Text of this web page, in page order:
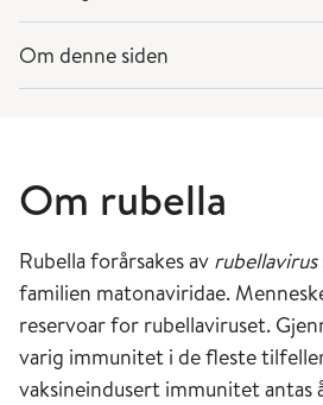
Om denne siden
Om rubella
Rubella forårsakes av rubellavirus
familien matonaviridae.
reservoar for rubellaviruset.
varig immunitet i de fleste
vaksineindusert immunitet antas